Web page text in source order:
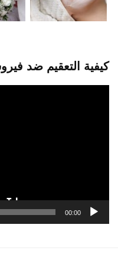
كيفية التعقيم ضد
00:00